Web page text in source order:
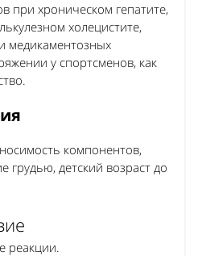
при хроническом гепатите,
холецистите,
медикаментозных
у спортсменов, как
компонентов,
грудью, детский возраст до
реакции.